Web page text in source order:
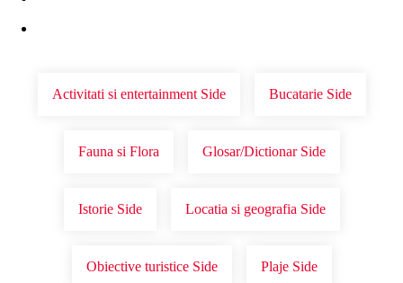
Activitati si entertainment Side Bucatarie Side
Fauna si Flora Glosar/Dictionar Side
Istorie Side Locatia si geografia Side
Obiective turistice Side Plaje Side